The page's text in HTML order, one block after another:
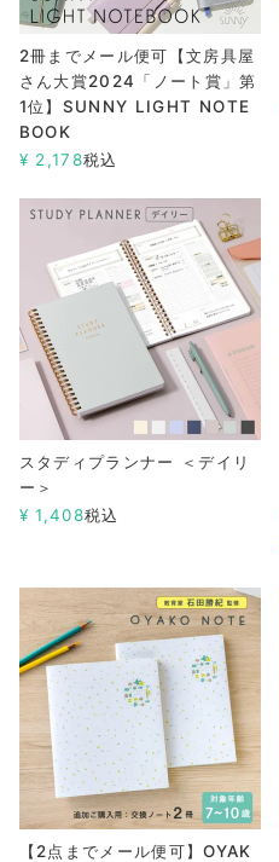
2冊までメール便可【文房具屋
さん大賞2024「ノート賞」第
1位】SUNNY LIGHT NOTE
BOOK
¥ 2,178税込
スタディプランナー ＜デイリ
ー＞
¥ 1,408税込
【2点までメール便可】OYAK